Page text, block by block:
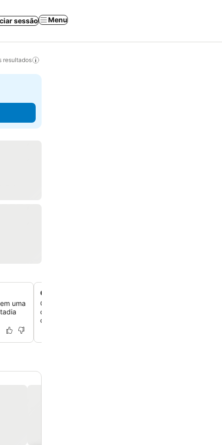
sessão Menu
resultados
uma
Cozinhas compactas bem equipadas nas unidades
Cada unidade inclui uma cozinha compacta totalmente
com lava-louças, micro-ondas, geladeira e fogão,
conveniência para estadias mais longas.